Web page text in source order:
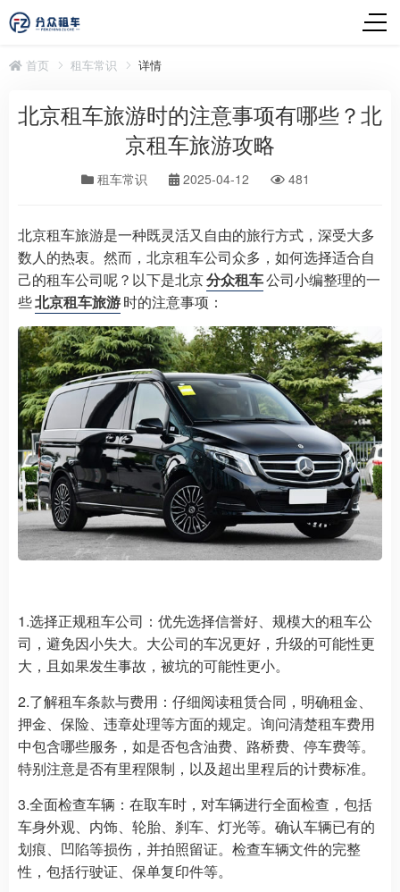
首页 租车常识 详情
北京租车旅游时的注意事项有哪些？北
京租车旅游攻略
租车常识 2025-04-12 481
北京租车旅游是一种既灵活又自由的旅行方式，深受大多
数人的热衷。然而，北京租车公司众多，如何选择适合自
己的租车公司呢？以下是北京分众租车公司小编整理的一
些北京租车旅游时的注意事项：
1.选择正规租车公司：优先选择信誉好、规模大的租车公
司，避免因小失大。大公司的车况更好，升级的可能性更
大，且如果发生事故，被坑的可能性更小。
2.了解租车条款与费用：仔细阅读租赁合同，明确租金、
押金、保险、违章处理等方面的规定。询问清楚租车费用
中包含哪些服务，如是否包含油费、路桥费、停车费等。
特别注意是否有里程限制，以及超出里程后的计费标准。
3.全面检查车辆：在取车时，对车辆进行全面检查，包括
车身外观、内饰、轮胎、刹车、灯光等。确认车辆已有的
划痕、凹陷等损伤，并拍照留证。检查车辆文件的完整
性，包括行驶证、保单复印件等。